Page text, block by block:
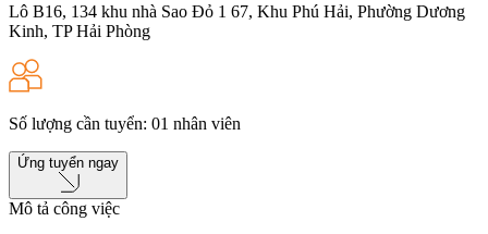
Lô B16, 134 khu nhà Sao Đỏ 1 67, Khu Phú Hải, Phường Dương
Kinh, TP Hải Phòng
Số lượng cần tuyển: 01 nhân viên
Ứng tuyển ngay
Mô tả công việc